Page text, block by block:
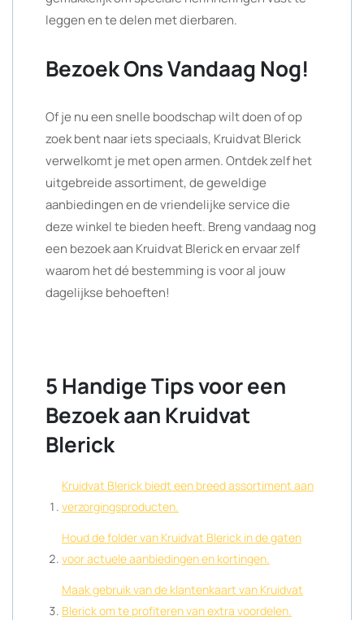
leggen en te delen met dierbaren.
Bezoek Ons Vandaag Nog!
Of je nu een snelle boodschap wilt doen of op
zoek bent naar iets speciaals, Kruidvat Blerick
verwelkomt je met open armen. Ontdek zelf het
uitgebreide assortiment, de geweldige
aanbiedingen en de vriendelijke service die
deze winkel te bieden heeft. Breng vandaag nog
een bezoek aan Kruidvat Blerick en ervaar zelf
waarom het dé bestemming is voor al jouw
dagelijkse behoeften!
5 Handige Tips voor een
Bezoek aan Kruidvat
Blerick
Kruidvat Blerick biedt een breed assortiment aan
verzorgingsproducten.
Houd de folder van Kruidvat Blerick in de gaten
voor actuele aanbiedingen en kortingen.
Maak gebruik van de klantenkaart van Kruidvat
Blerick om te profiteren van extra voordelen.